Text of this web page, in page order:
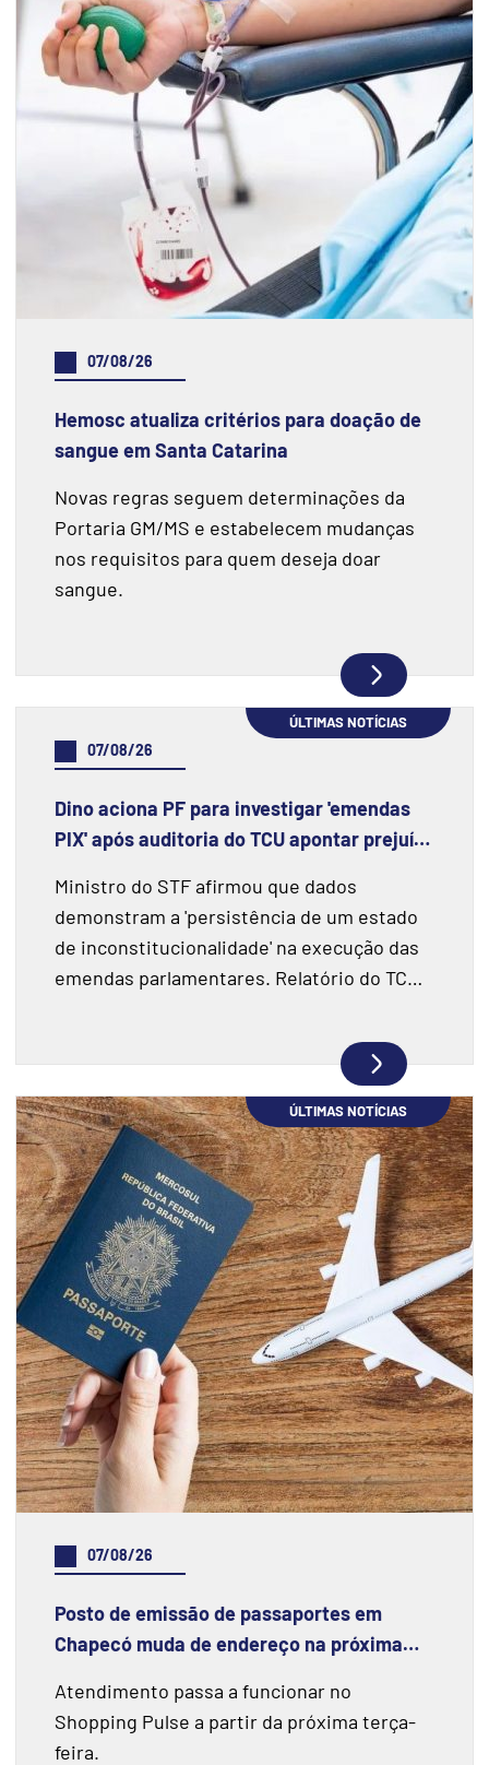
07/08/26
Hemosc atualiza critérios para doação de
sangue em Santa Catarina
Novas regras seguem determinações da
Portaria GM/MS e estabelecem mudanças
nos requisitos para quem deseja doar
sangue.
ÚLTIMAS NOTÍCIAS
07/08/26
Dino aciona PF para investigar 'emendas
PIX' após auditoria do TCU apontar prejuízo
Ministro do STF afirmou que dados
demonstram a 'persistência de um estado
de inconstitucionalidade' na execução das
emendas parlamentares. Relatório do TCU
ÚLTIMAS NOTÍCIAS
07/08/26
Posto de emissão de passaportes em
Chapecó muda de endereço na próxima
Atendimento passa a funcionar no
Shopping Pulse a partir da próxima terça-
feira.